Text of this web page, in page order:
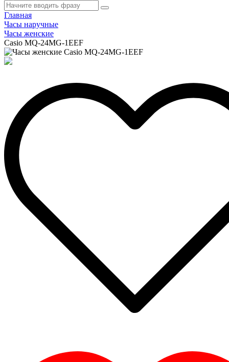
Главная
Часы наручные
Часы женские
Casio MQ-24MG-1EEF